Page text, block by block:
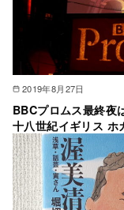
2019年8月27日
BBCプロムス最終夜
十八世紀イギリス ホ